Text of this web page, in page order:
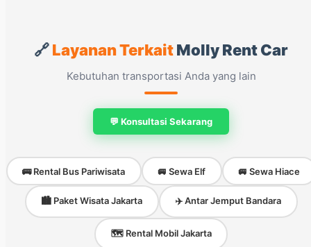
🔗Layanan TerkaitMolly Rent Car
Kebutuhan transportasi Anda yang lain
💬 Konsultasi Sekarang
🚌 Rental Bus Pariwisata 🚐 Sewa Elf 🚐 Sewa Hiace
🏙️ Paket Wisata Jakarta ✈️ Antar Jemput Bandara
🗺️ Rental Mobil Jakarta